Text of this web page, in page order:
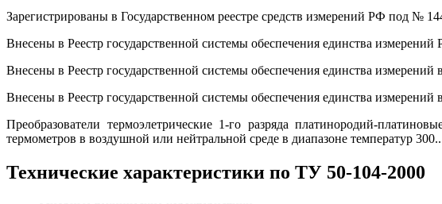
Зарегистрированы в Государственном реестре средств измерений РФ под №
Внесены в Реестр государственной системы обеспечения единства
Внесены в Реестр государственной системы обеспечения единства
Внесены в Реестр государственной системы обеспечения единства измерений
Преобразователи термоэлетрические 1-го разряда платинородий-
термометров в воздушной или нейтральной сpеде в диапазоне температур
Технические характеристики по ТУ 50-104-2000